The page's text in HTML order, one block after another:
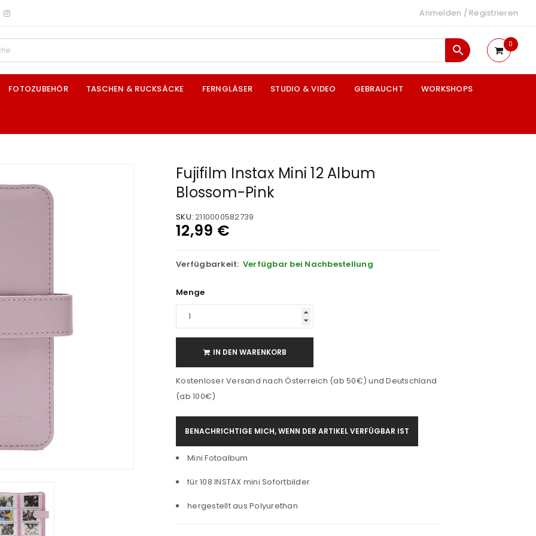
Anmelden / Registrieren
0
FOTOZUBEHÖR TASCHEN & RUCKSÄCKE FERNGLÄSER STUDIO & VIDEO GEBRAUCHT WORKSHOPS
Fujifilm Instax Mini 12 Album
Blossom-Pink
SKU: 2110000582739
12,99 €
Verfügbarkeit: Verfügbar bei Nachbestellung
Menge
IN DEN WARENKORB
Kostenloser Versand nach Österreich (ab 50€) und Deutschland
(ab 100€)
BENACHRICHTIGE MICH, WENN DER ARTIKEL VERFÜGBAR IST
Mini Fotoalbum
für 108 INSTAX mini Sofortbilder
hergestellt aus Polyurethan